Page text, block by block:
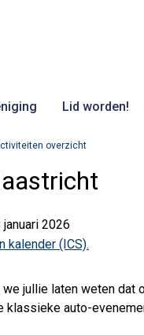
Lid worden!
overzicht
2026
kalender (ICS).
jullie laten weten dat
klassieke auto-